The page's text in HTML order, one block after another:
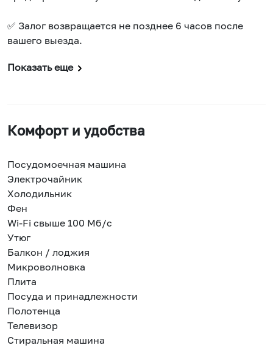
✅ Залог возвращается не позднее 6 часов после
вашего выезда.
Показать еще
Комфорт и удобства
Посудомоечная машина
Электрочайник
Холодильник
Фен
Wi-Fi свыше 100 Мб/с
Утюг
Балкон / лоджия
Микроволновка
Плита
Посуда и принадлежности
Полотенца
Телевизор
Стиральная машина